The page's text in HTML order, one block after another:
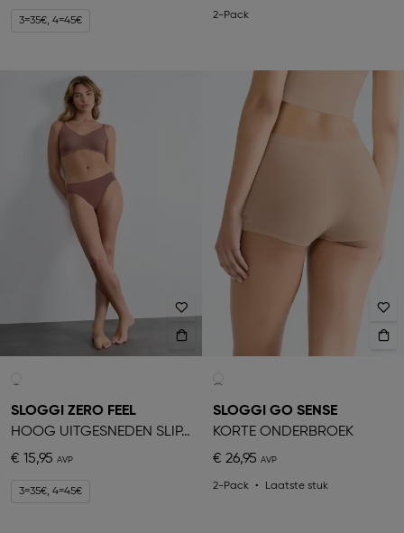
3=35€, 4=45€ 2-Pack
SLOGGI ZERO FEEL
HOOG UITGESNEDEN SLIPJE
€ 15,95
3=35€, 4=45€
SLOGGI GO SENSE
KORTE ONDERBROEK
€ 26,95
2-Pack Laatste stuk